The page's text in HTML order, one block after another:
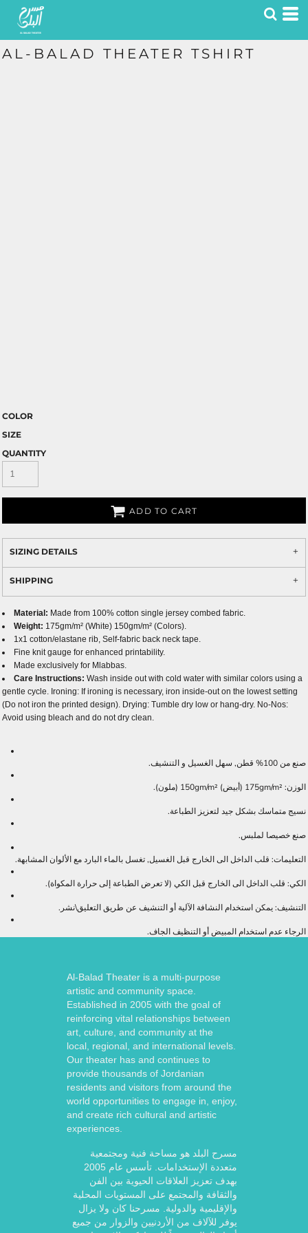
AL-BALAD THEATER TSHIRT
COLOR
SIZE
QUANTITY
ADD TO CART
SIZING DETAILS
SHIPPING
Material: Made from 100% cotton single jersey combed fabric.
Weight: 175gm/m² (White) 150gm/m² (Colors).
1x1 cotton/elastane rib, Self-fabric back neck tape.
Fine knit gauge for enhanced printability.
Made exclusively for Mlabbas.
Care Instructions: Wash inside out with cold water with similar colors using a
gentle cycle. Ironing: If ironing is necessary, iron inside-out on the lowest setting
(Do not iron the printed design). Drying: Tumble dry low or hang-dry. No-Nos:
Avoid using bleach and do not dry clean.
صنع من 100% قطن, سهل الغسيل و التنشيف.
الوزن: 175gm/m² (أبيض) 150gm/m² (ملون).
نسيج متماسك بشكل جيد لتعزيز الطباعة.
صنع خصيصا لملبس.
التعليمات: قلب الداخل الى الخارج قبل الغسيل, تغسل بالماء البارد مع الألوان المشابهة.
الكي: قلب الداخل الى الخارج قبل الكي (لا تعرض الطباعة إلى حرارة المكواة).
التنشيف: يمكن استخدام النشافة الآلية أو التنشيف عن طريق التعليق\نشر.
الرجاء عدم استخدام المبيض أو التنظيف الجاف.
Al-Balad Theater is a multi-purpose
artistic and community space.
Established in 2005 with the goal of
reinforcing vital relationships between
art, culture, and community at the
local, regional, and international levels.
Our theater has and continues to
provide thousands of Jordanian
residents and visitors from around the
world opportunities to engage in, enjoy,
and create rich cultural and artistic
experiences.
مسرح البلد هو مساحة فنية ومجتمعية
متعددة الإستخدامات. تأسس عام 2005
بهدف تعزيز العلاقات الحيوية بين الفن
والثقافة والمجتمع على المستويات المحلية
والإقليمية والدولية. مسرحنا كان ولا يزال
يوفر للآلاف من الأردنيين والزوار من جميع